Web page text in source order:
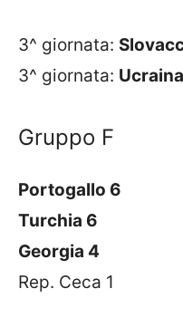
3^ giornata:
3^ giornata:
Gruppo F
Portogallo 6
Turchia 6
Georgia 4
Rep. Ceca 1